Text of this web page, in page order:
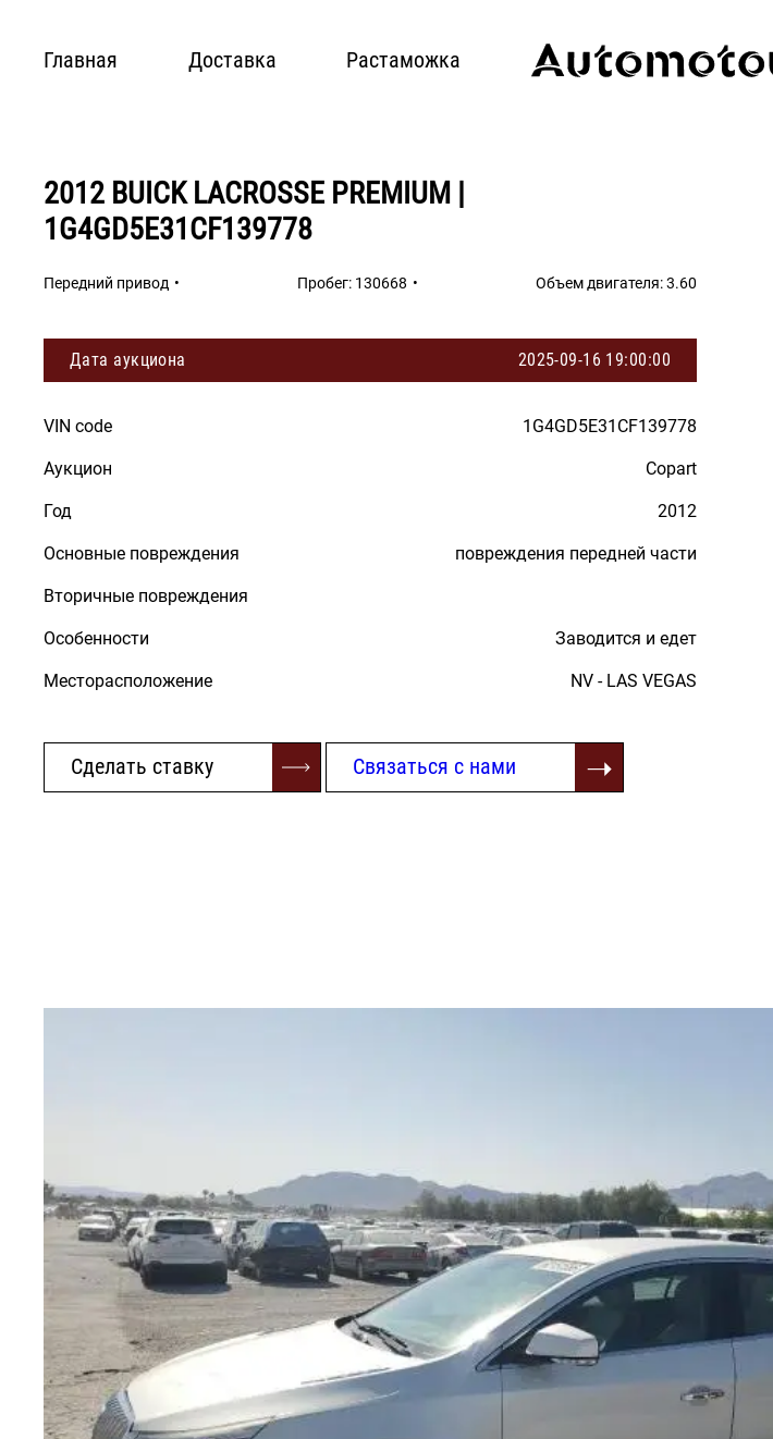
Главная Доставка Растаможка
2012 BUICK LACROSSE PREMIUM |
1G4GD5E31CF139778
Передний привод Пробег: 130668 Объем двигателя:3.60
Дата аукциона 2025-09-16 19:00:00
VIN code 1G4GD5E31CF139778
Аукцион Copart
Год 2012
Основные повреждения повреждения передней части
Вторичные повреждения
Особенности Заводится и едет
Месторасположение NV - LAS VEGAS
Сделать ставку Связаться с нами